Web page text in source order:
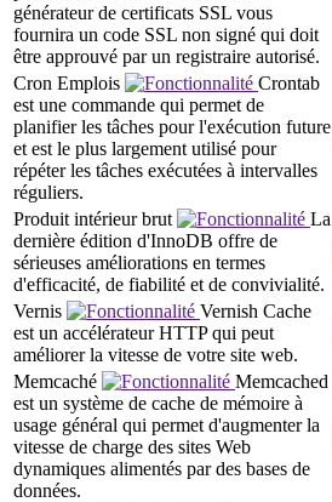
générateur de certificats SSL vous
fournira un code SSL non signé qui doit
être approuvé par un registraire autorisé.
Cron Emplois
Crontab
est une commande qui permet de
planifier les tâches pour l'exécution future
et est le plus largement utilisé pour
répéter les tâches exécutées à intervalles
réguliers.
Produit intérieur brut
La
dernière édition d'InnoDB offre de
sérieuses améliorations en termes
d'efficacité, de fiabilité et de convivialité.
Vernis
Vernish Cache
est un accélérateur HTTP qui peut
améliorer la vitesse de votre site web.
Memcaché
Memcached
est un système de cache de mémoire à
usage général qui permet d'augmenter la
vitesse de charge des sites Web
dynamiques alimentés par des bases de
données.